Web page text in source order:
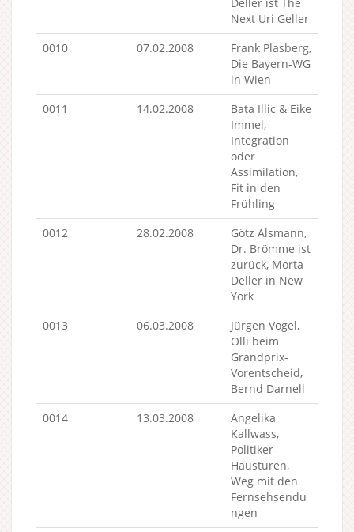
Next Uri Geller
0010
07.02.2008
Frank Plasberg,
Die Bayern-WG
in Wien
0011
14.02.2008
Bata Illic & Eike
Immel,
Integration
oder
Assimilation,
Fit in den
Frühling
0012
28.02.2008
Götz Alsmann,
Dr. Brömme ist
zurück, Morta
Deller in New
York
0013
06.03.2008
Jürgen Vogel,
Olli beim
Grandprix-
Vorentscheid,
Bernd Darnell
0014
13.03.2008
Angelika
Kallwass,
Politiker-
Haustüren,
Weg mit den
Fernsehsendu
ngen